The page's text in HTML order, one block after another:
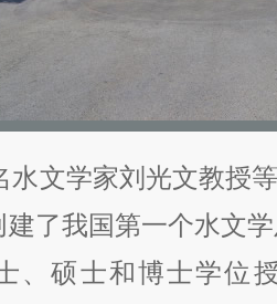
水文学家刘光文教授
了我国第一个水文
、硕士和博士学位